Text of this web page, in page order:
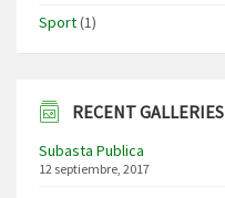
Sport(1)
RECENT GALLERIES
Subasta Publica
12 septiembre, 2017